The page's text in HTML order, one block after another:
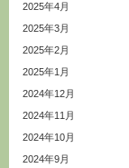
2025年4月
2025年3月
2025年2月
2025年1月
2024年12月
2024年11月
2024年10月
2024年9月